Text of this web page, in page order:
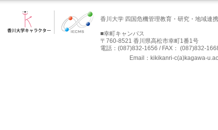
香川大学 四国危機管理教育・研究・地域連
■幸町キャンパス
〒760-8521 香川県高松市幸町1番1号
電話：(087)832-1656 / FAX： (087)832-
Email：kikikanri-c(a)kagawa-